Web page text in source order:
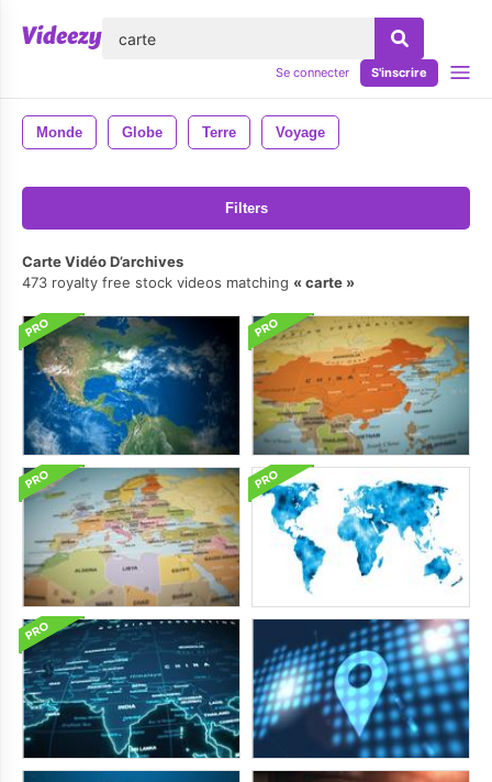
Se connecter S'inscrire
Monde Globe Terre Voyage
Filters
Carte Vidéo D’archives
473 royalty free stock videos matching
carte